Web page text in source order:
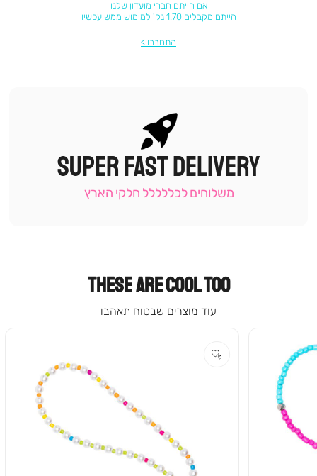
אם הייתם חברי מועדון שלנו
הייתם מקבלים 1.70 נק' למימוש ממש עכשיו
התחברו
|
תומכי
-
SUPER FAST DELIVERY
משלוחים לכללללל חלקי הארץ
THESE ARE COOL TOO
עוד מוצרים שבטוח תאהבו